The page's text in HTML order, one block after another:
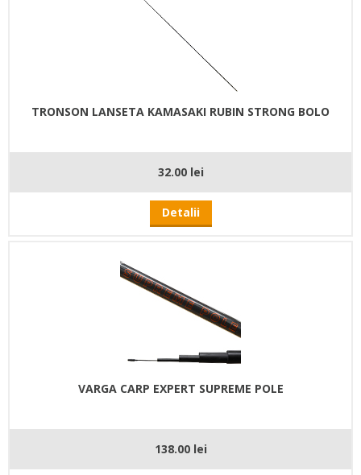
TRONSON LANSETA KAMASAKI RUBIN STRONG BOLO
32.00 lei
Detalii
VARGA CARP EXPERT SUPREME POLE
138.00 lei